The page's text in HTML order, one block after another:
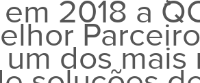
2018 a
dos mais